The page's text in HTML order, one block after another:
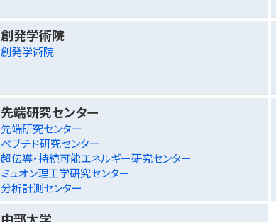
創発学術院
創発学術院
先端研究センター
先端研究センター
ペプチド研究センター
超伝導・持続可能エネルギー研究センター
ミュオン理工学研究センター
分析計測センター